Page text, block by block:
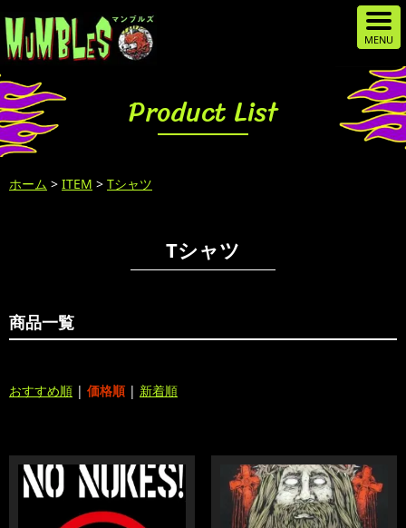
Product List
ホーム > ITEM > Tシャツ
Tシャツ
商品一覧
おすすめ順 | 価格順 | 新着順